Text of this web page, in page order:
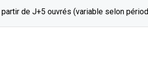
partir de J+5 ouvrés (variable selon